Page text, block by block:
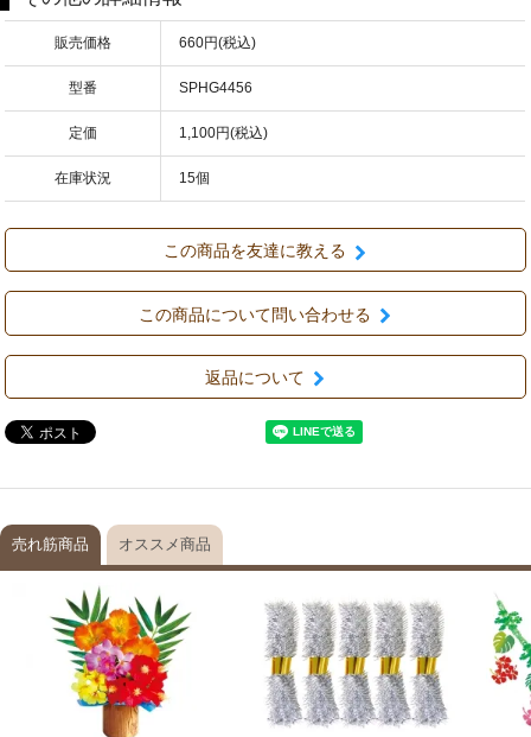
販売価格 660円(税込)
型番 SPHG4456
定価 1,100円(税込)
在庫状況 15個
この商品を友達に教える
この商品について問い合わせる
返品について
売れ筋商品 オススメ商品